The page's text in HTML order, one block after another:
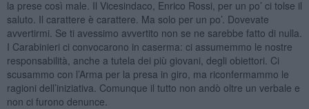
la prese così male. Il Vicesindaco, Enrico Rossi, per un po’ ci tolse il
saluto. Il carattere è carattere. Ma solo per un po’. Dovevate
avvertirmi. Se ti avessimo avvertito non se ne sarebbe fatto di nulla.
I Carabinieri ci convocarono in caserma: ci assumemmo le nostre
responsabilità, anche a tutela dei più giovani, degli obiettori. Ci
scusammo con l’Arma per la presa in giro, ma riconfermammo le
ragioni dell’iniziativa. Comunque il tutto non andò oltre un verbale e
non ci furono denunce.